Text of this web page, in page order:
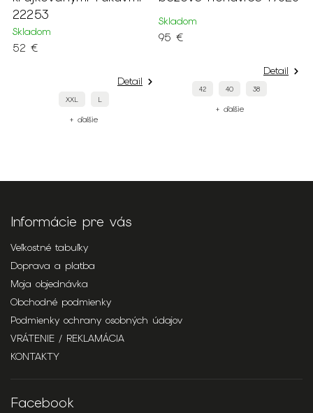
Skladom
95 €
ramienka 21645
Skladom
Informácie pre vás
Veľkostné tabuľky
Doprava a platba
Moja objednávka
Obchodné podmienky
Podmienky ochrany osobných údajov
VRÁTENIE / REKLAMÁCIA
KONTAKTY
Facebook